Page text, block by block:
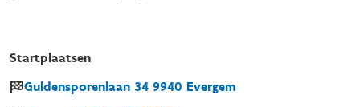
Startplaatsen
Guldensporenlaan 34 9940 Evergem